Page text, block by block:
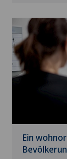
behindern.
Ein